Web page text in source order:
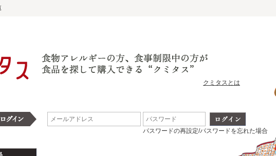
クミタスとは
パスワードの再設定/パスワードを忘れた場合